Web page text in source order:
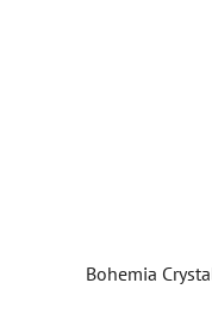
Bohemia